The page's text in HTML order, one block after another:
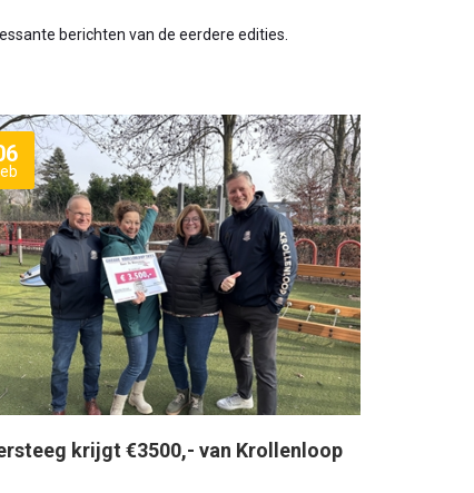
berichten van de eerdere edities.
krijgt €3500,- van Krollenloop